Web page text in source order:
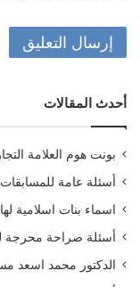
أحدث المقالات
بونت هوم العلامة
أسئلة عامة للمسابقات مع
اسماء بنات اسلامية
أسئلة صراحة محرجة
الدكتور محمد اسعد